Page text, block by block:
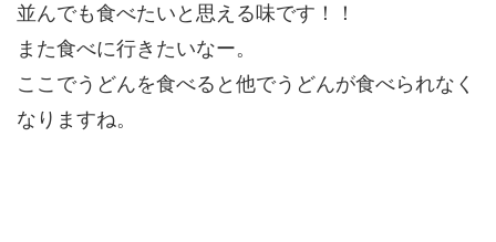
並んでも食べたいと思える味です！！
また食べに行きたいなー。
ここでうどんを食べると他でうどんが食べられなく
なりますね。